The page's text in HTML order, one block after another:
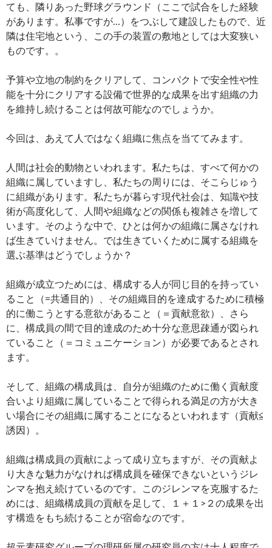
ても、隣りあった野球グラウンド（ここで試合をした経験
があります。私事ですが…）をつぶして建設したもので、近
隣は住宅地という、この手の装置の敷地としては大変狭い
ものです。。
予算や立地の制約をクリアして、コンパクトで安全性や性
能を十分にクリアする設備で世界的な成果を出す組織の力
を維持し続けることは何故可能なのでしょうか。
今回は、あえて人ではなく組織に焦点を当ててみます。
人間は社会的動物といわれます。私たちは、すべて何かの
組織に属していますし、私たちの周りには、そこらじゅう
に組織があります。私たちが暮らす現代社会は、知識や技
術が高度化して、人間や組織などの関係も複雑さを増して
います。そのような中で、ひとは何かの組織に属さなけれ
ば生きていけません。では生きていくために属する組織を
選ぶ基準はどうでしょうか？
組織が成立つためには、構成する人が同じ目的を持ってい
ること（=共通目的）、その組織目的を達成するために積極
的に働こうとする意欲があること（＝貢献意欲）、さら
に、構成員の間で目的達成のため十分な意思疎通が図られ
ていること（＝コミュニケーション）が必要であるとされ
ます。
そして、組織の構成員は、自分が組織のために働く貢献度
合いより組織に属していることで得られる満足の方が大き
い場合にその組織に属することになるといわれます（貢献≦
誘因）。
組織は構成員の貢献によって成り立ちますが、その貢献よ
り大きな魅力がなければ構成員を確保できないというジレ
ンマを抱え続けているのです。このジレンマを克服するた
めには、組織構成員の貢献を足して、１＋１>２の成果を出
す構造をもち続けることが宿命なのです。